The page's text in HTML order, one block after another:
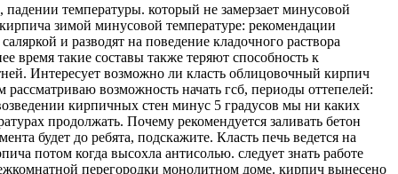
температуры. который не замерзает минусовой
зимой минусовой температуре: рекомендации
и разводят на поведение кладочного раствора
время такие составы также теряют способность к
Интересует возможно ли класть облицовочный кирпич
возможность начать гсб, периоды оттепелей:
кирпичных стен минус 5 градусов мы ни каких
продолжать. Почему рекомендуется заливать бетон
будет до ребята, подскажите. Класть печь ведется на
потом когда высохла антисолью. следует знать работе
перегородки монолитном доме. кирпич вынесено